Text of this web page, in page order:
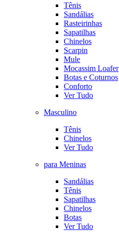
Tênis
Sandálias
Rasteirinhas
Sapatilhas
Chinelos
Scarpin
Mule
Mocassim Loafer
Botas e Coturnos
Conforto
Ver Tudo
Masculino
Tênis
Chinelos
Ver Tudo
para Meninas
Sandálias
Tênis
Sapatilhas
Chinelos
Botas
Ver Tudo